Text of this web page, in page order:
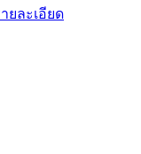
ยละเอียด